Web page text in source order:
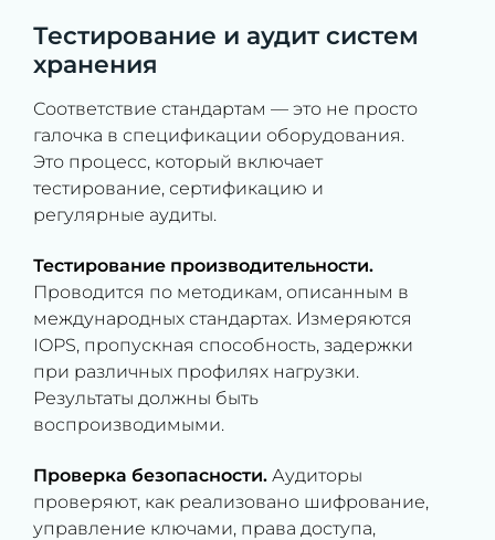
Тестирование и аудит систем
хранения
Соответствие стандартам — это не просто
галочка в спецификации оборудования.
Это процесс, который включает
тестирование, сертификацию и
регулярные аудиты.
Тестирование производительности.
Проводится по методикам, описанным в
международных стандартах. Измеряются
IOPS, пропускная способность, задержки
при различных профилях нагрузки.
Результаты должны быть
воспроизводимыми.
Проверка безопасности. Аудиторы
проверяют, как реализовано шифрование,
управление ключами, права доступа,